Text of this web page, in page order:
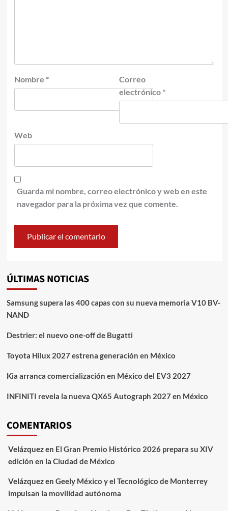
Nombre *
Correo
electrónico *
Web
Guarda mi nombre, correo electrónico y web en este
navegador para la próxima vez que comente.
ÚLTIMAS NOTICIAS
Samsung supera las 400 capas con su nueva memoria V10 BV-
NAND
Destrier: el nuevo one-off de Bugatti
Toyota Hilux 2027 estrena generación en México
Kia arranca comercialización en México del EV3 2027
INFINITI revela la nueva QX65 Autograph 2027 en México
COMENTARIOS
Velázquezen El Gran Premio Histórico 2026 prepara su XIV
edición en la Ciudad de México
Velázquezen Geely México y el Tecnológico de Monterrey
impulsan la movilidad autónoma